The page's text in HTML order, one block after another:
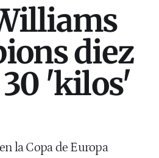
diez
30 'kilos'
la Copa de Europa